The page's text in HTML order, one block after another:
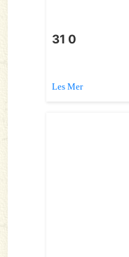
31 0
Les Mer